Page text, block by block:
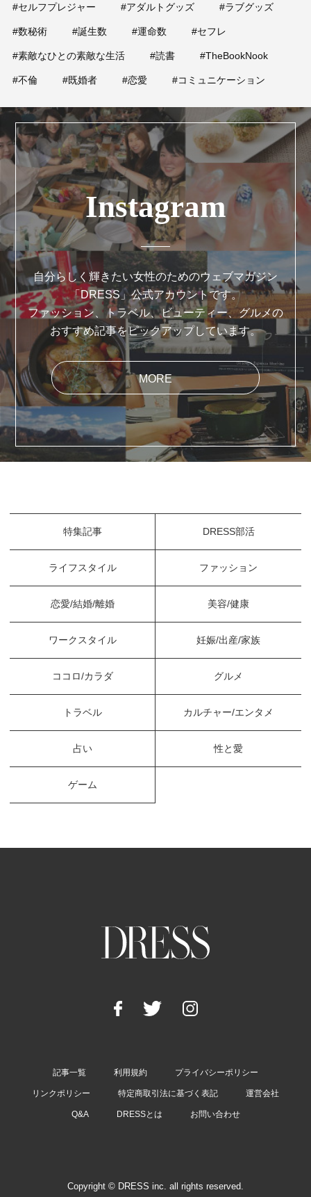
#セルフプレジャー #アダルトグッズ #ラブグッズ
#数秘術 #誕生数 #運命数 #セフレ
#素敵なひとの素敵な生活 #読書 #TheBookNook
#不倫 #既婚者 #恋愛 #コミュニケーション
Instagram
自分らしく輝きたい女性のためのウェブマガジン
「DRESS」公式アカウントです。
ファッション、トラベル、ビューティー、グルメの
おすすめ記事をピックアップしています。
MORE
特集記事 DRESS部活
ライフスタイル ファッション
恋愛/結婚/離婚 美容/健康
ワークスタイル 妊娠/出産/家族
ココロ/カラダ グルメ
トラベル カルチャー/エンタメ
占い 性と愛
ゲーム
記事一覧 利用規約 プライバシーポリシー
リンクポリシー 特定商取引法に基づく表記 運営会社
Q&A DRESSとは お問い合わせ
Copyright © DRESS inc. all rights reserved.